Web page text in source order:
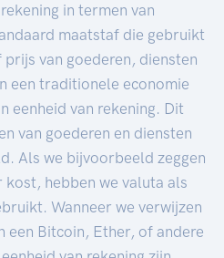
in termen van
maatstaf die gebruikt
van goederen, diensten
een traditionele economie
eenheid van rekening. Dit
van goederen en diensten
Als we bijvoorbeeld zeggen
hebben we valuta als
Wanneer we verwijzen
een Bitcoin, Ether, of andere